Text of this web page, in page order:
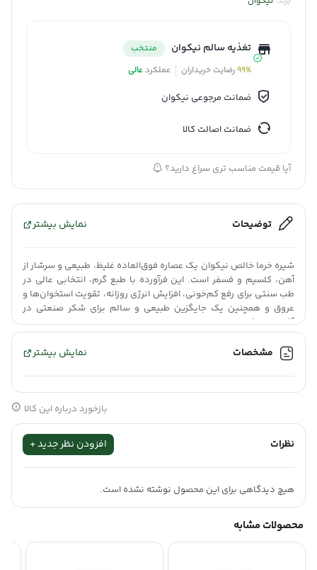
تغذیه سالم نیکوان
منتخب
99%رضایت خریداران عملکردعالی
ضمانت مرجوعی نیکوان
ضمانت اصالت کالا
آیا قیمت مناسب تری سراغ دارید؟
توضیحات نمایش بیشتر
شیره خرما خالص نیکوان یک عصاره فوق‌العاده غلیظ، طبیعی و سرشار از
آهن، کلسیم و فسفر است. این فرآورده با طبع گرم، انتخابی عالی در
طب سنتی برای رفع کم‌خونی، افزایش انرژی روزانه، تقویت استخوان‌ها و
عروق و همچنین یک جایگزین طبیعی و سالم برای شکر صنعتی در
آشپزی به شمار می‌رود.
مصرف
به عنوان یک خونساز طبیعی و انرژی‌بخش
رفع ضعف جسمانی است. این عصاره خالص با داشتن کلسیم، فسفر و
آهن فراوان، به فعال‌سازی سلول‌های عصبی و استحکام استخوان‌ها
کمک می‌کند. استفاده منظم از
شیره خرما نیکوانبه دلیل داشتن اسید
آهن و جلوگیری از خستگی مفرط در طول روز است.
تاثیر بر دستگاه گوارش و سلامت عروق
وجود فیبرهای طبیعی در این فرآورده، از ویژگی‌های ارزشمند
مشخصات نمایش بیشتر
بازخورد درباره این کالا
نظرات افزودن نظر جدید +
هیچ دیدگاهی برای این محصول نوشته نشده است.
محصولات مشابه